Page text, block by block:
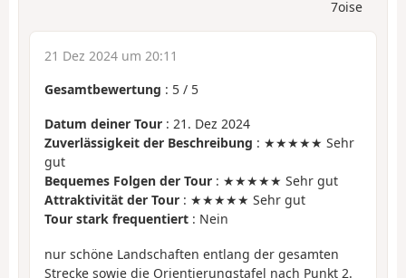
7oise
21 Dez 2024 um 20:11
Gesamtbewertung : 5 / 5
Datum deiner Tour : 21. Dez 2024
Zuverlässigkeit der Beschreibung : ★★★★★ Sehr
gut
Bequemes Folgen der Tour : ★★★★★ Sehr gut
Attraktivität der Tour : ★★★★★ Sehr gut
Tour stark frequentiert : Nein
nur schöne Landschaften entlang der gesamten
Strecke sowie die Orientierungstafel nach Punkt 2.